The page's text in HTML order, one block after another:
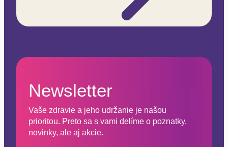
Newsletter
Vaše zdravie a jeho udržanie je našou
prioritou. Preto sa s vami delíme o poznatky,
novinky, ale aj akcie.